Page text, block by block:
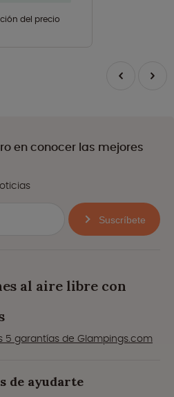
del precio
en conocer las mejores
Suscríbete
al aire libre con
5 garantías de Glampings.com
de ayudarte